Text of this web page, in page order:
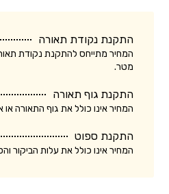
התקנת נקודת תאורה
מטר.
התקנת גוף תאורה
המחיר אינו כולל את גוף התאורה
התקנת ספוט
המחיר אינו כולל את עלות הביקור